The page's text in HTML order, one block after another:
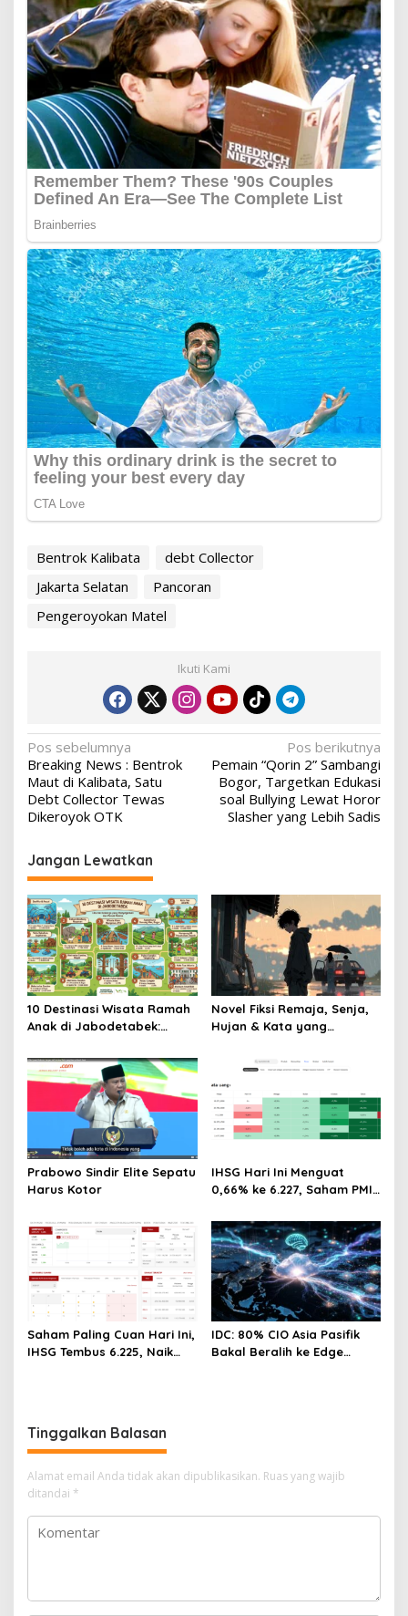
Bentrok Kalibata
debt Collector
Jakarta Selatan
Pancoran
Pengeroyokan Matel
Ikuti Kami
Navigasi
pos
Pos sebelumnya
Breaking News : Bentrok
Maut di Kalibata, Satu
Debt Collector Tewas
Dikeroyok OTK
Pos berikutnya
Pemain “Qorin 2” Sambangi
Bogor, Targetkan Edukasi
soal Bullying Lewat Horor
Slasher yang Lebih Sadis
Jangan Lewatkan
10 Destinasi Wisata Ramah
Anak di Jabodetabek:
Menyegarkan dan Penuh
Makna
Novel Fiksi Remaja, Senja,
Hujan & Kata yang
Prabowo Sindir Elite Sepatu
Harus Kotor
IHSG Hari Ini Menguat
0,66% ke 6.227, Saham PMII,
28%! Ini Daftar Saham
Paling Cuan & Volume
Tertinggi 31 Juli 2026
Saham Paling Cuan Hari Ini,
IHSG Tembus 6.225, Naik
IDC: 80% CIO Asia Pasifik
Bakal Beralih ke Edge
Tinggalkan Balasan
Alamat email Anda tidak akan dipublikasikan. Ruas yang wajib
ditandai *